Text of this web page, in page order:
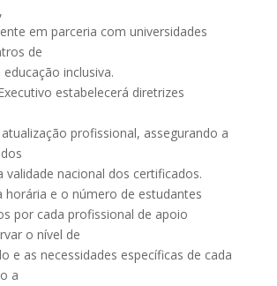
em parceria com universidades
de
inclusiva.
estabelecerá diretrizes
profissional, assegurando a
validade nacional dos certificados.
horária e o número de estudantes
por cada profissional de apoio
o nível de
e as necessidades específicas de cada
a